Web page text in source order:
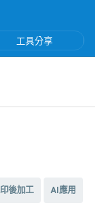
工具分享
印後加工 AI應用